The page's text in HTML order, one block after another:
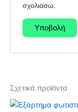
σχολιάσω.
Σχετικά προϊόντα